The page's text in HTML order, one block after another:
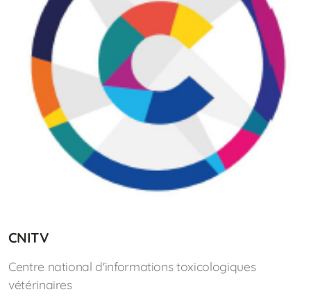
CNITV
Centre national d'informations toxicologiques
vétérinaires